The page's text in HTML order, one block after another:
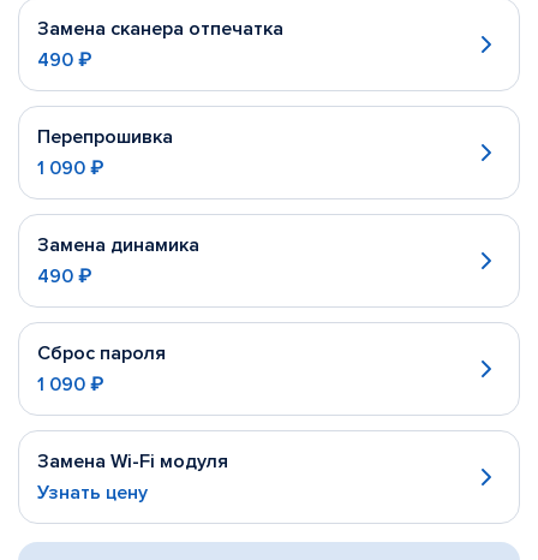
Замена сканера отпечатка
490 ₽
Перепрошивка
1 090 ₽
Замена динамика
490 ₽
Сброс пароля
1 090 ₽
Замена Wi-Fi модуля
Узнать цену